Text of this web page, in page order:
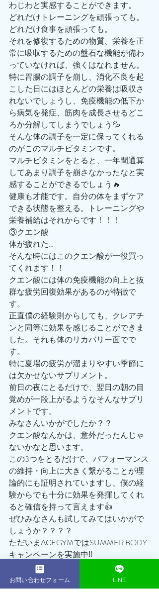
わじわと実感することができます。
どれだけトレーニングを頑張っても。
どれだけ食事を頑張っても。
それを修復するための物質、栄養を正
常に吸収するための盤石な機能が備わ
っていなければ、強くはなれません。
特に胃腸の調子を崩し、消化不良を起
こした日にはほとんどの栄養は吸収さ
れないでしょうし、免疫機能の低下か
ら病気を発症、筋肉を成長させるどこ
ろか分解してしまうでしょう💦
そんな体の調子を一定に保ってくれる
のがこのマルチビタミンです。
マルチビタミンをとると、一年間通算
してあまり調子を崩さなかったなと実
感することができるでしょう🔥
健康も才能です。自分の体をまずケア
できる状態を整える。トレーニングや
栄養補給はそれからです！！！
③クエン酸
体が疲れた…
そんな時にはこのクエン酸が一役買っ
てくれます！！
クエン酸には体の免疫機能の向上と抜
群な疲労回復効果があるのが特徴で
す。
正直僕の経験則からしても、クレアチ
ンと同等に効果を感じることができま
した。それも体のリカバリー面でで
す。
特に夏場の疲労が溜まりやすい季節に
は欠かせないサプリメント。
前日の夜にとるだけで、翌日の朝の目
覚めが一段上がるようなそんなサプリ
メントです。
みなさんいかがでしたか？？
クエン酸なんかは、意外だったんじゃ
ないかなと思います。
この3つをとるだけで、パフォーマンス
の維持・向上に大きく繋がることが理
論的にも証明されていますし、僕の経
験からでも十分に効果を発揮してくれ
ると確信を持って言えます👍
ぜひみなさんも試してみてはいかがで
しょうか？？？？
ただいまACEGYMではSUMMER BODY
キャンペーンを実施中‼️
通常168,000円の16回プランが今ならな
んと114,300円でのご案内となります👍
さらにさらに！！
お問い合わせフォーム LINE